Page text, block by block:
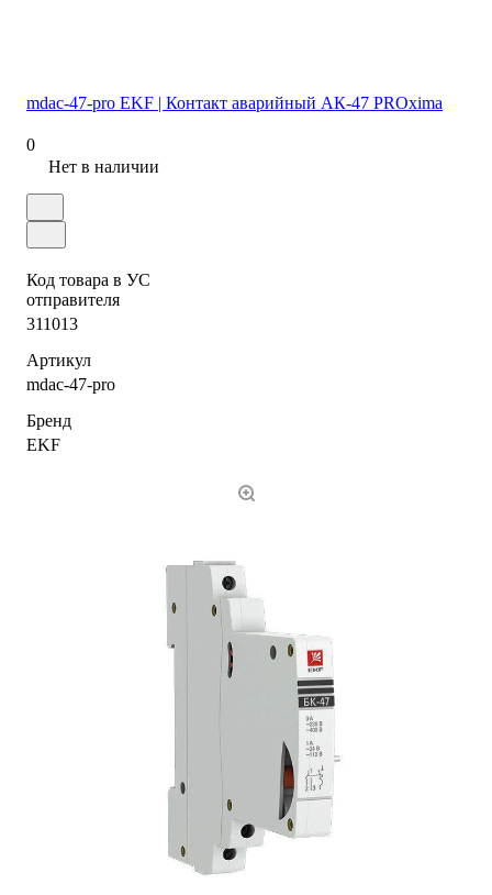
mdac-47-pro EKF | Контакт аварийный АК-47 PROxima
0
Нет в наличии
Код товара в УС
отправителя
311013
Артикул
mdac-47-pro
Бренд
EKF